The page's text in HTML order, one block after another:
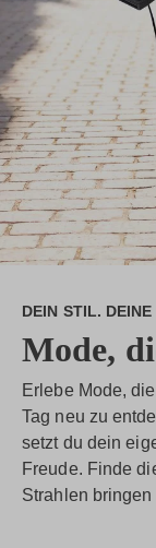
DEIN STIL.
Mode,
Erlebe Mode,
Tag neu zu
setzt du dein
Freude. Finde
Strahlen